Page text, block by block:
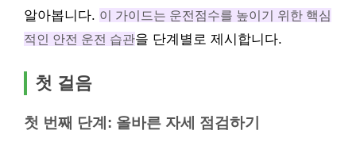
알아봅니다. 이 가이드는 운전점수를 높이기 위한 핵심
적인 안전 운전 습관을 단계별로 제시합니다.
첫 걸음
첫 번째 단계: 올바른 자세 점검하기